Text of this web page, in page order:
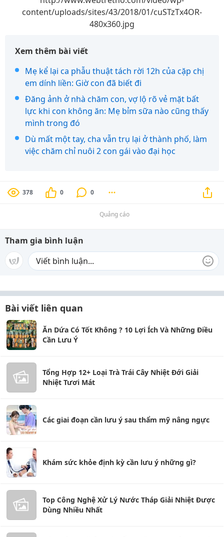
content/uploads/sites/43/2018/01/cuSTzTx4OR-
480x360.jpg
Xem thêm bài viết
Mẹ kể lại ca phẫu thuật tách rời 12h của cặp chị
em dính liền: Giờ con đã biết đi
Đăng ảnh ở nhà chăm con, vợ lộ rõ vẻ mặt bất
lực khi con không ăn: Mẹ bỉm sữa nào cũng thấy
mình trong đó
Dù mất một tay, cha vẫn trụ lại ở thành phố, làm
việc chăm chỉ nuôi 2 con gái vào đại học
378 0 0
Quảng cáo
Tham gia bình luận
Bài viết liên quan
Ăn Dứa Có Tốt Không ? 10 Lợi Ích Và Những Điều
Cần Lưu Ý
Tổng Hợp 12+ Loại Trà Trái Cây Nhiệt Đới Giải
Nhiệt Tươi Mát
Các giai đoạn cần lưu ý sau thẩm mỹ nâng ngực
Khám sức khỏe định kỳ cần lưu ý những gì?
Top Công Nghệ Xử Lý Nước Tháp Giải Nhiệt Được
Dùng Nhiều Nhất